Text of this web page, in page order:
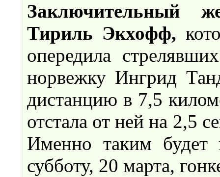
Заключительный
Тириль Экхофф,
опередила
норвежку Ингрид
дистанцию в 7,5
отстала от ней на 2,5
Именно таким будет
субботу, 20 марта,